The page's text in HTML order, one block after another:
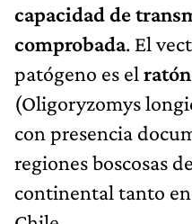
capacidad de
comprobada. El
patógeno es el
(Oligoryzomys
con presencia
regiones boscosas
continental tanto